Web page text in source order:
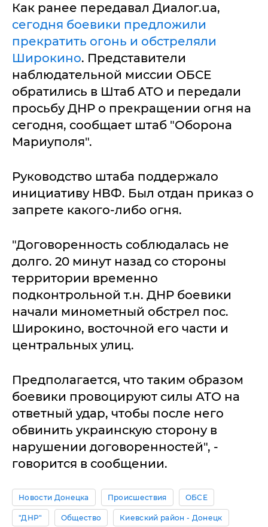
Как ранее передавал Диалог.ua,
сегодня боевики предложили
прекратить огонь и обстреляли
Широкино. Представители
наблюдательной миссии ОБСЕ
обратились в Штаб АТО и передали
просьбу ДНР о прекращении огня на
сегодня, сообщает штаб "Оборона
Мариуполя".
Руководство штаба поддержало
инициативу НВФ. Был отдан приказ о
запрете какого-либо огня.
"Договоренность соблюдалась не
долго. 20 минут назад со стороны
территории временно
подконтрольной т.н. ДНР боевики
начали минометный обстрел пос.
Широкино, восточной его части и
центральных улиц.
Предполагается, что таким образом
боевики провоцируют силы АТО на
ответный удар, чтобы после него
обвинить украинскую сторону в
нарушении договоренностей", -
говорится в сообщении.
Новости Донецка Происшествия ОБСЕ
"ДНР" Общество Киевский район - Донецк